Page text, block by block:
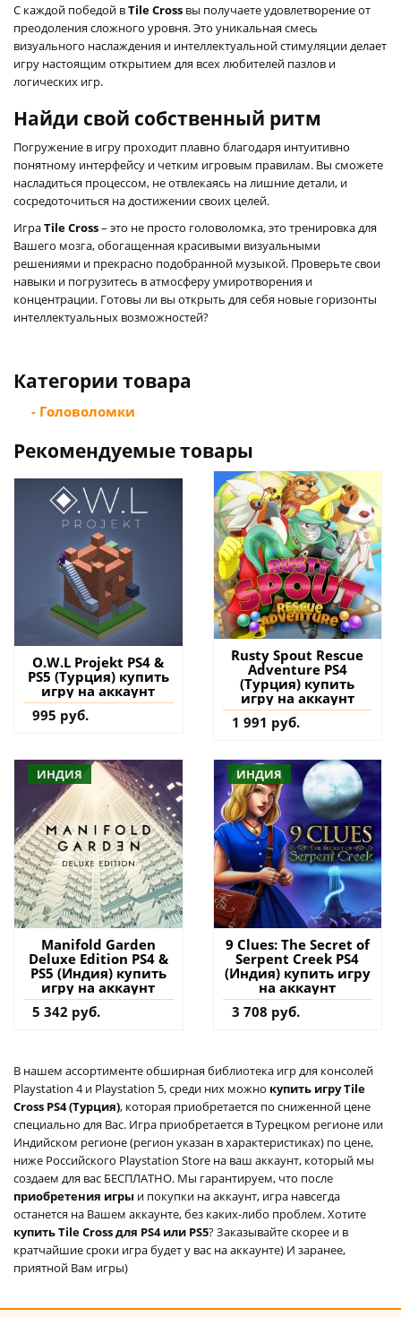
С каждой победой вTile Cross вы получаете удовлетворение от
преодоления сложного уровня. Это уникальная смесь
визуального наслаждения и интеллектуальной стимуляции делает
игру настоящим открытием для всех любителей пазлов и
логических игр.
Найди свой собственный ритм
Погружение в игру проходит плавно благодаря интуитивно
понятному интерфейсу и четким игровым правилам. Вы сможете
насладиться процессом, не отвлекаясь на лишние детали, и
сосредоточиться на достижении своих целей.
ИграTile Cross– это не просто головоломка, это тренировка для
Вашего мозга, обогащенная красивыми визуальными
решениями и прекрасно подобранной музыкой. Проверьте свои
навыки и погрузитесь в атмосферу умиротворения и
концентрации. Готовы ли вы открыть для себя новые горизонты
интеллектуальных возможностей?
Категории товара
- Головоломки
Рекомендуемые товары
O.W.L Projekt PS4 &
PS5 (Турция) купить
игру на аккаунт
995 руб.
Rusty Spout Rescue
Adventure PS4
(Турция) купить
игру на аккаунт
1 991 руб.
ИНДИЯ
Manifold Garden
Deluxe Edition PS4 &
PS5 (Индия) купить
игру на аккаунт
5 342 руб.
ИНДИЯ
9 Clues: The Secret of
Serpent Creek PS4
(Индия) купить игру
на аккаунт
3 708 руб.
В нашем ассортименте обширная библиотека игр для консолей
Playstation 4 и Playstation 5, среди них можно купить игру Tile
Cross PS4 (Турция), которая приобретается по сниженной цене
специально для Вас. Игра приобретается в Турецком регионе или
Индийском регионе (регион указан в характеристиках) по цене,
ниже Российского Playstation Store на ваш аккаунт, который мы
создаем для вас БЕСПЛАТНО. Мы гарантируем, что после
приобретения игры и покупки на аккаунт, игра навсегда
останется на Вашем аккаунте, без каких-либо проблем. Хотите
купить Tile Cross для PS4 или PS5? Заказывайте скорее и в
кратчайшие сроки игра будет у вас на аккаунте) И заранее,
приятной Вам игры)